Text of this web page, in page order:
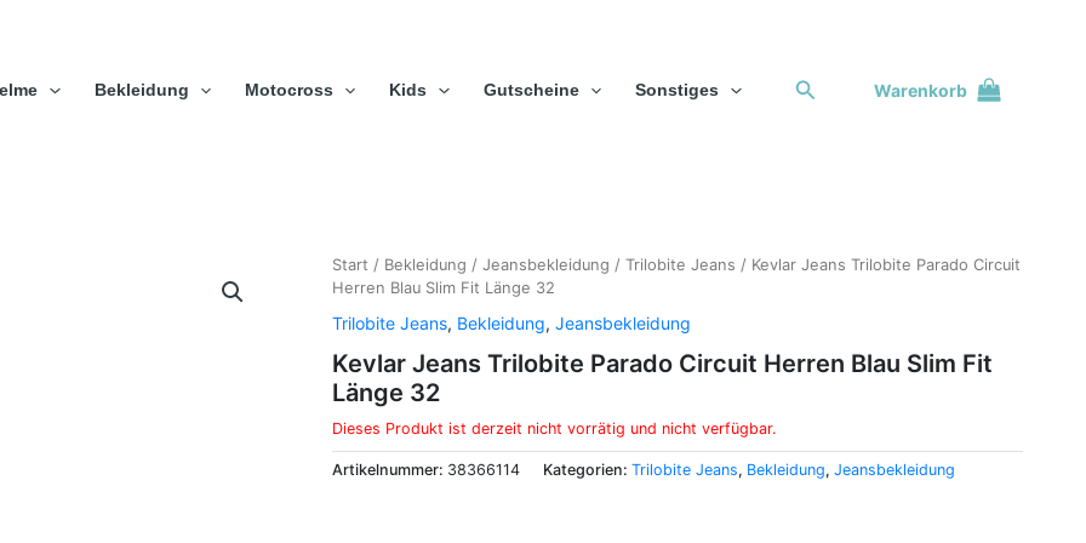
Bekleidung Motocross Kids Gutscheine Sonstiges SuchenWarenkorb
Start / Bekleidung / Jeansbekleidung / Trilobite Jeans / Kevlar Jeans Trilobite Parado Circuit
Herren Blau Slim Fit Länge 32
Trilobite Jeans, Bekleidung, Jeansbekleidung
Kevlar Jeans Trilobite Parado Circuit Herren Blau Slim Fit
Länge 32
Dieses Produkt ist derzeit nicht vorrätig und nicht verfügbar.
Artikelnummer: 38366114 Kategorien: Trilobite Jeans, Bekleidung, Jeansbekleidung